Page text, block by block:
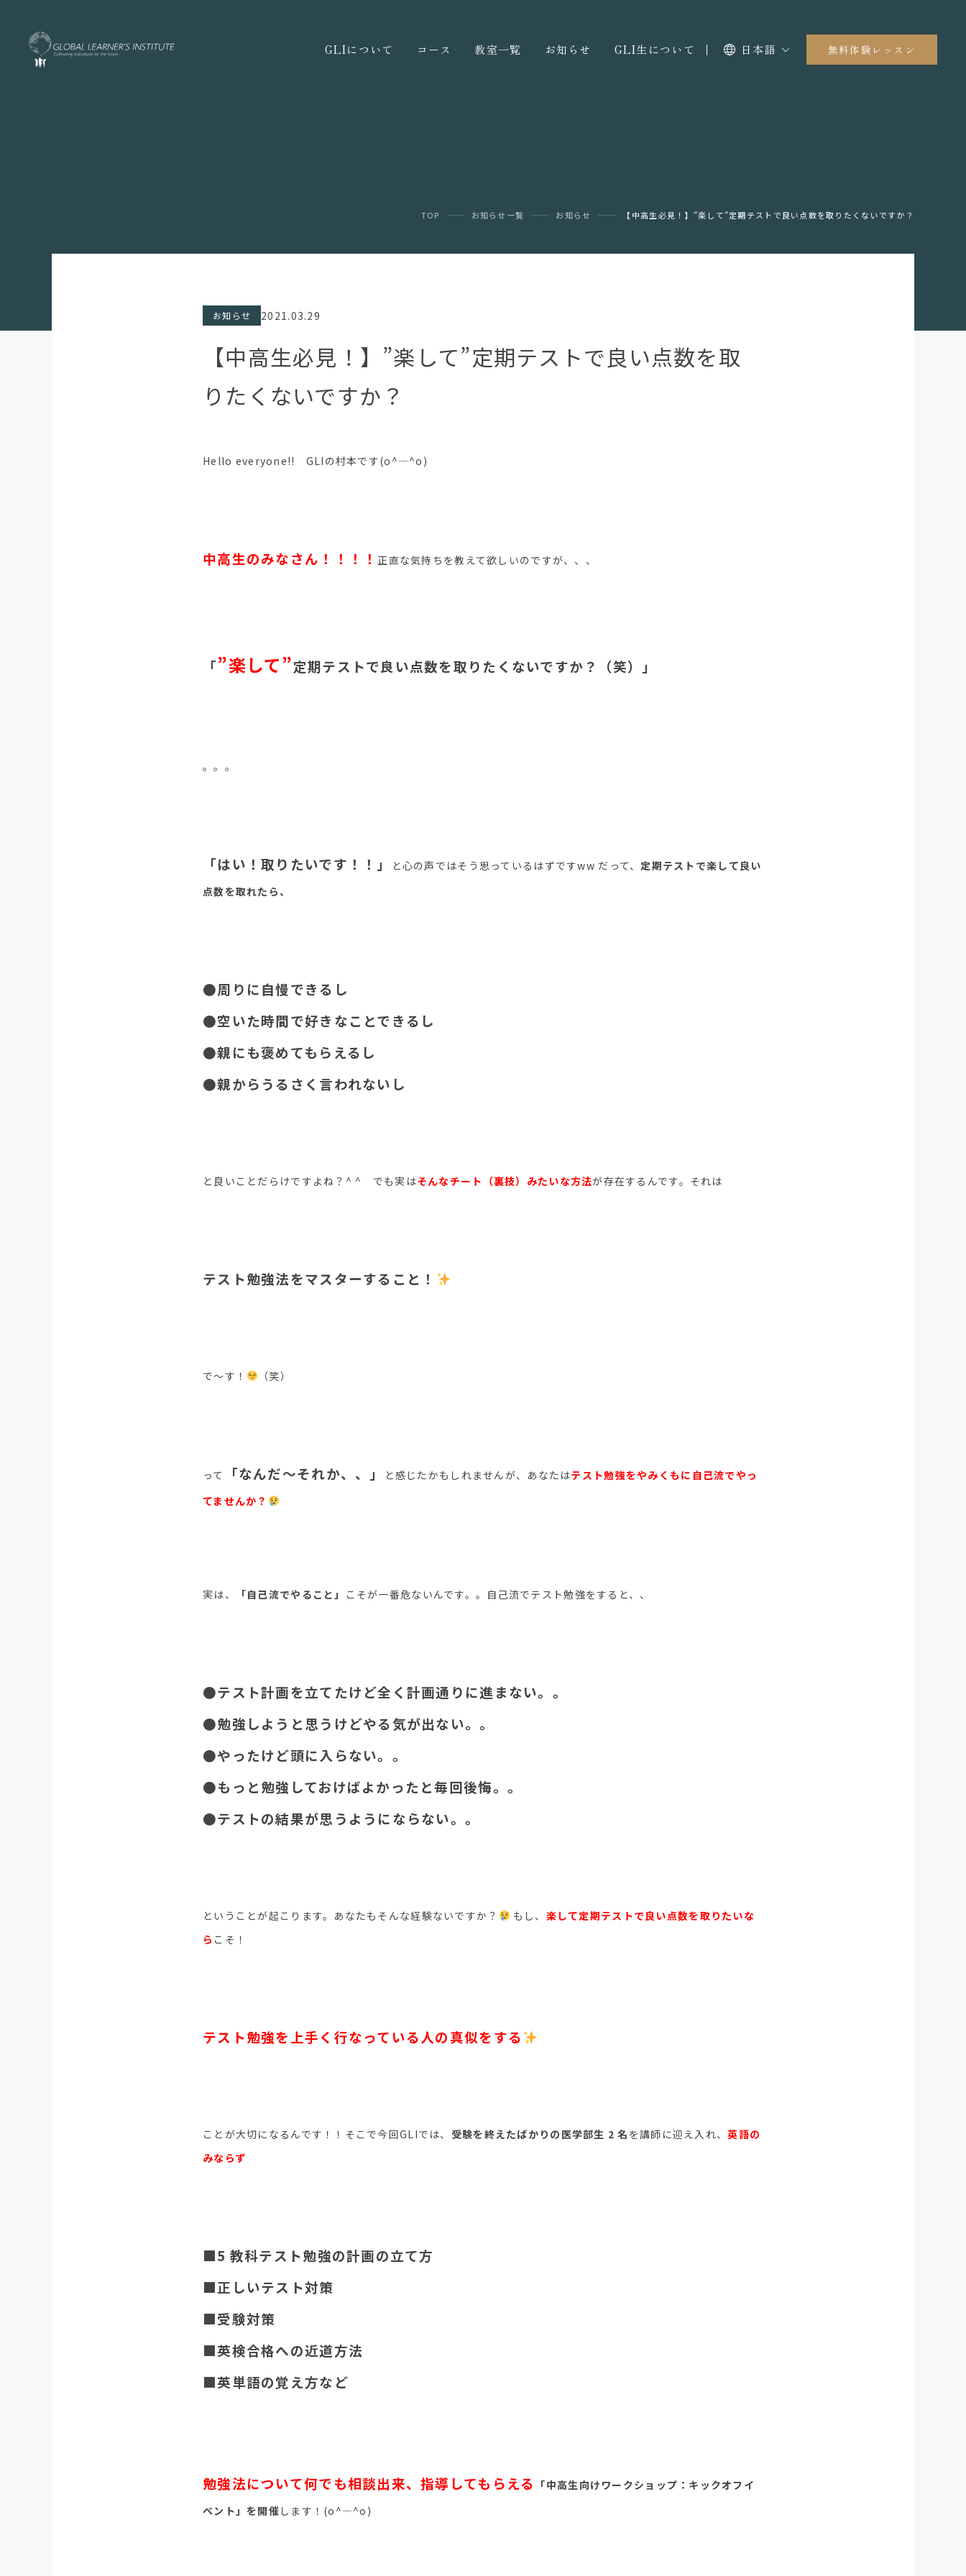
GLIについて コース 教室一覧 お知らせ GLI生について 日本語 無料体験レッスン
TOP お知らせ一覧 お知らせ 【中高生必見！】”楽して”定期テストで良い点数を取りたくないですか？
お知らせ 2021.03.29
【中高生必見！】”楽して”定期テストで良い点数を取
りたくないですか？
Hello everyone!! GLIの村本です(o^―^o)
中高生のみなさん！！！！ 正直な気持ちを教えて欲しいのですが、、、
「”楽して”定期テストで良い点数を取りたくないですか？（笑）」
。。。
「はい！取りたいです！！」 と心の声ではそう思っているはずですww だって、定期テストで楽して良い
点数を取れたら、
●周りに自慢できるし
●空いた時間で好きなことできるし
●親にも褒めてもらえるし
●親からうるさく言われないし
と良いことだらけですよね？^ ^ でも実はそんなチート（裏技）みたいな方法が存在するんです。それは
テスト勉強法をマスターすること！
で〜す！ （笑）
って 「なんだ〜それか、、」 と感じたかもしれませんが、あなたはテスト勉強をやみくもに自己流でやっ
てませんか？
実は、 「自己流でやること」 こそが一番危ないんです。。自己流でテスト勉強をすると、、
●テスト計画を立てたけど全く計画通りに進まない。。
●勉強しようと思うけどやる気が出ない。。
●やったけど頭に入らない。。
●もっと勉強しておけばよかったと毎回後悔。。
●テストの結果が思うようにならない。。
ということが起こります。あなたもそんな経験ないですか？ もし、 楽して定期テストで良い点数を取りたいな
ら こそ！
テスト勉強を上手く行なっている人の真似をする
ことが大切になるんです！！そこで今回GLIでは、 受験を終えたばかりの医学部生 2 名 を講師に迎え入れ、英語の
みならず
■5 教科テスト勉強の計画の立て方
■正しいテスト対策
■受験対策
■英検合格への近道方法
■英単語の覚え方など
勉強法について何でも相談出来、指導してもらえる 「中高生向けワークショップ：キックオフイ
ベント」を開催 します！(o^―^o)